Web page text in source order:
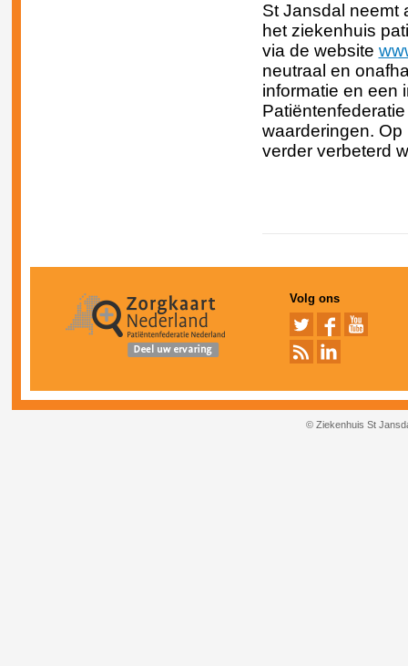
St Jansdal neemt
het ziekenhuis
via de website
neutraal en
informatie en een
waarderingen.
verder verbeterd
Volg ons
© Ziekenhuis St